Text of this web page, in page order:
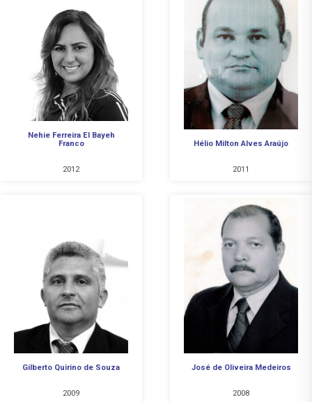
Nehie Ferreira El Bayeh
Franco
2012
Hélio Milton Alves Araújo
2011
Gilberto Quirino de Souza
2009
José de Oliveira Medeiros
2008